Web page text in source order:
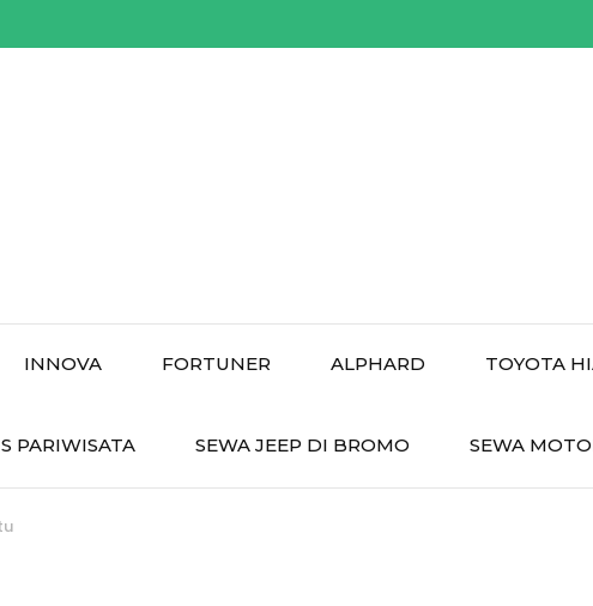
INNOVA FORTUNER ALPHARD TOYOTA
PARIWISATA SEWA JEEP DI BROMO SEWA